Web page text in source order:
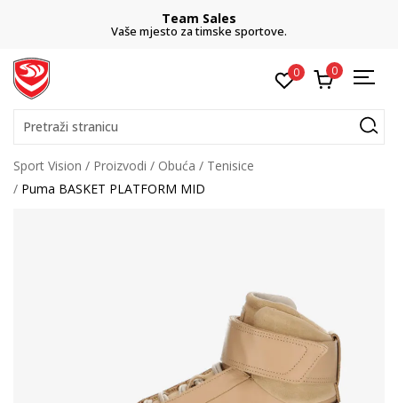
Team Sales
Vaše mjesto za timske sportove.
0 0
Pretraži stranicu
Sport Vision Proizvodi Obuća
Tenisice
Puma BASKET PLATFORM MID